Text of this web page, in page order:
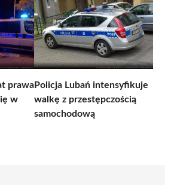
prawa
w
Policja Lubań intensyfikuje
walkę z przestępczością
samochodową